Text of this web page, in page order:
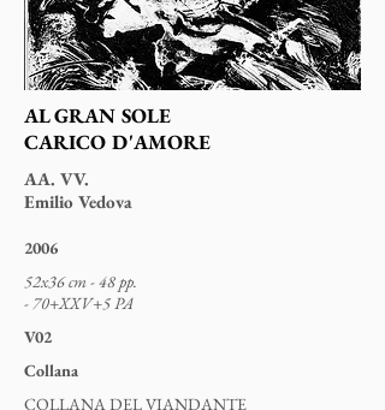
AL GRAN SOLE
CARICO D'AMORE
AA. VV.
Emilio Vedova
2006
52x36 cm - 48 pp.
- 70+XXV+5 PA
V02
Collana
COLLANA DEL VIANDANTE